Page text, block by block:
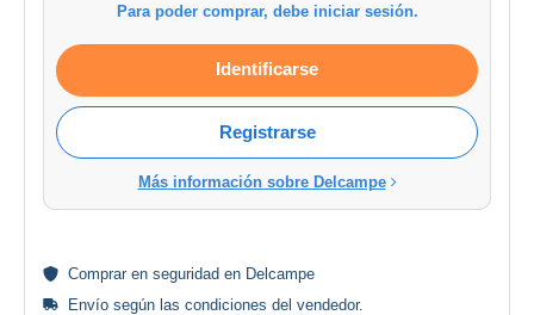
Para poder comprar, debe iniciar sesión.
Identificarse
Registrarse
Más información sobre Delcampe
Comprar en seguridad en Delcampe
Envío según las condiciones del vendedor.